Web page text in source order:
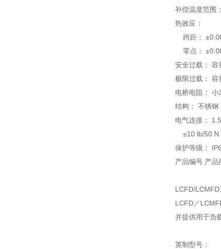
补偿温度范围
热效应：
跨距：
零点：
安全过载： 容
极限过载： 容
电桥电阻： 小
结构： 不锈钢
电气连接：
≤10 lb/50 N
保护等级：
产品编号 产品
LCFD/
LCFD／
并提供用于负
英制型号：